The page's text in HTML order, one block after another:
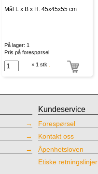
Mål L x B x H: 45x45x55 cm
På lager: 1
Pris på forespørsel
× 1 stk
Kundeservice
Forespørsel
Kontakt oss
Åpenhetsloven
Etiske retningslinjer